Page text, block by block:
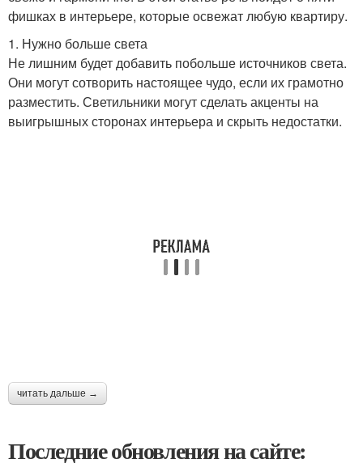
фишках в интерьере, которые освежат любую квартиру.
1. Нужно больше света
Не лишним будет добавить побольше источников света.
Они могут сотворить настоящее чудо, если их грамотно
разместить. Светильники могут сделать акценты на
выигрышных сторонах интерьера и скрыть недостатки.
читать дальше →
Последние обновления на сайте: